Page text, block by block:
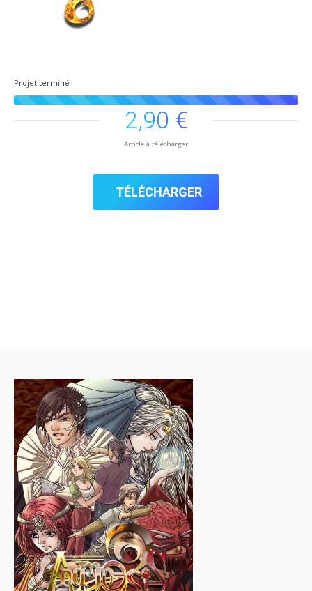
Projet terminé
2,90 €
Article à télécharger
TÉLÉCHARGER